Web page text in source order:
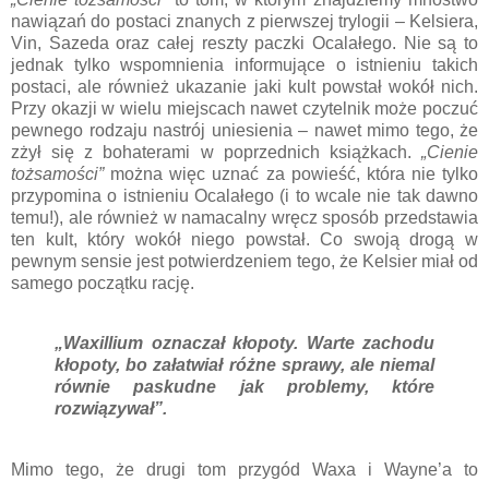
nawiązań do postaci znanych z pierwszej trylogii – Kelsiera,
Vin, Sazeda oraz całej reszty paczki Ocalałego. Nie są to
jednak tylko wspomnienia informujące o istnieniu takich
postaci, ale również ukazanie jaki kult powstał wokół nich.
Przy okazji w wielu miejscach nawet czytelnik może poczuć
pewnego rodzaju nastrój uniesienia – nawet mimo tego, że
zżył się z bohaterami w poprzednich książkach. „Cienie
tożsamości” można więc uznać za powieść, która nie tylko
przypomina o istnieniu Ocalałego (i to wcale nie tak dawno
temu!), ale również w namacalny wręcz sposób przedstawia
ten kult, który wokół niego powstał. Co swoją drogą w
pewnym sensie jest potwierdzeniem tego, że Kelsier miał od
samego początku rację.
„Waxillium oznaczał kłopoty. Warte zachodu
kłopoty, bo załatwiał różne sprawy, ale niemal
równie paskudne jak problemy, które
rozwiązywał”.
Mimo tego, że drugi tom przygód Waxa i Wayne’a to